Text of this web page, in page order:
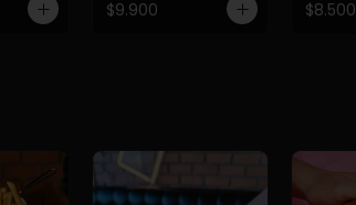
$9.900 $8.500